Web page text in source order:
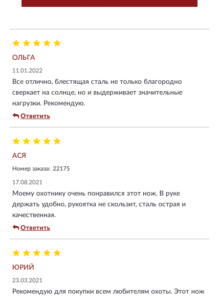
ОЛЬГА
11.01.2022
Все отлично, блестящая сталь не только благородно
сверкает на солнце, но и выдерживает значительные
нагрузки. Рекомендую.
Ответить
АСЯ
Номер заказа: 22175
17.08.2021
Моему охотнику очень понравился этот нож. В руке
держать удобно, рукоятка не скользит, сталь острая и
качественная.
Ответить
ЮРИЙ
23.03.2021
Рекомендую для покупки всем любителям охоты. Этот нож